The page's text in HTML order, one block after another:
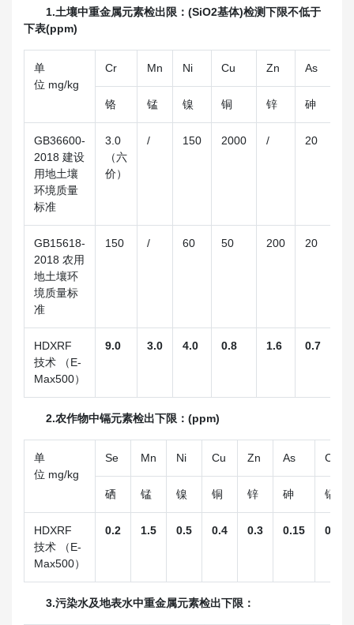
1.土壤中重金属元素检出限：(SiO2基体)检测下限不低于
下表(ppm)
单
位 mg/kg
Cr Mn Ni Cu Zn As
铬 锰 镍 铜 锌 砷
GB36600-
2018 建设
用地土壤
环境质量
标准
3.0
（六
价）
/ 150 2000 / 20
GB15618-
2018 农用
地土壤环
境质量标
准
150 / 60 50 200 20
HDXRF
技术 （E-
Max500）
9.0 3.0 4.0 0.8 1.6 0.7
2.农作物中镉元素检出下限：(ppm)
单
位 mg/kg
Se Mn Ni Cu Zn As Cd
硒 锰 镍 铜 锌 砷 镉
HDXRF
技术 （E-
Max500）
0.2 1.5 0.5 0.4 0.3 0.15 0.07
3.污染水及地表水中重金属元素检出下限：